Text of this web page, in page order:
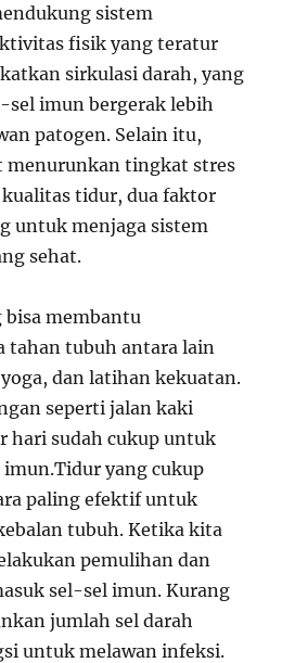
sistem
fisik yang teratur
sirkulasi darah, yang
imun bergerak lebih
patogen. Selain itu,
menurunkan tingkat stres
tidur, dua faktor
untuk menjaga sistem
sehat.
bisa membantu
tahan tubuh antara lain
dan latihan kekuatan.
seperti jalan kaki
hari sudah cukup untuk
yang cukup
paling efektif untuk
tubuh. Ketika kita
pemulihan dan
sel-sel imun. Kurang
jumlah sel darah
untuk melawan infeksi.